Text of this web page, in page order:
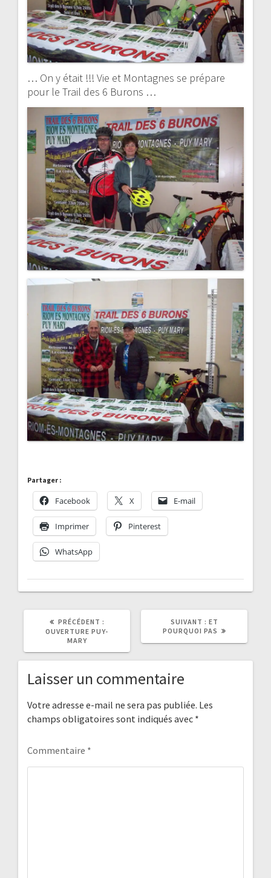
… On y était !!! Vie et Montagnes se prépare
pour le Trail des 6 Burons …
Partager :
Facebook X E-mail
Imprimer Pinterest
WhatsApp
PRÉCÉDENT :
PRÉCÉDENT
OUVERTURE PUY-
MARY
SUIVANT : ARTICLE
SUIVANT
ET
POURQUOI PAS
Laisser un commentaire
Votre adresse e-mail ne sera pas publiée. Les
champs obligatoires sont indiqués avec *
Commentaire *